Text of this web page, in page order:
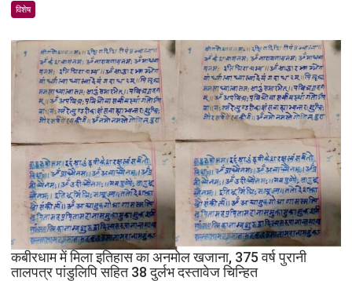
गाँव!
200
साल
बाद
भी
क्यों
बसा
राजस्थान
का
सबसे
रहस्यमयी
गांव?
विशेष
कबीरधाम में मिला इतिहास का अनमोल खजाना, 375 वर्ष पुरानी
तालपत्र पांडुलिपि सहित 38 दुर्लभ दस्तावेज चिन्हित